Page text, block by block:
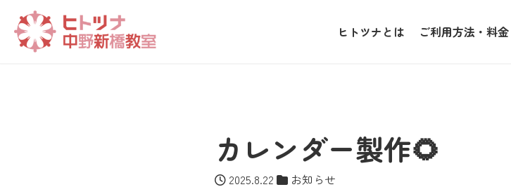
ヒトツナとは ご利用方法・料金
カレンダー製作🌻
2025.8.22 お知らせ